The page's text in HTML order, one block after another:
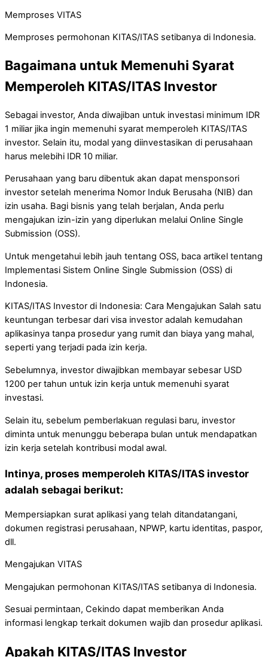
Memproses VITAS
Memproses permohonan KITAS/ITAS setibanya di Indonesia.
Bagaimana untuk Memenuhi Syarat
Memperoleh KITAS/ITAS Investor
Sebagai investor, Anda diwajiban untuk investasi minimum IDR
1 miliar jika ingin memenuhi syarat memperoleh KITAS/ITAS
investor. Selain itu, modal yang diinvestasikan di perusahaan
harus melebihi IDR 10 miliar.
Perusahaan yang baru dibentuk akan dapat mensponsori
investor setelah menerima Nomor Induk Berusaha (NIB) dan
izin usaha. Bagi bisnis yang telah berjalan, Anda perlu
mengajukan izin-izin yang diperlukan melalui Online Single
Submission (OSS).
Untuk mengetahui lebih jauh tentang OSS, baca artikel tentang
Implementasi Sistem Online Single Submission (OSS) di
Indonesia.
KITAS/ITAS Investor di Indonesia: Cara Mengajukan Salah satu
keuntungan terbesar dari visa investor adalah kemudahan
aplikasinya tanpa prosedur yang rumit dan biaya yang mahal,
seperti yang terjadi pada izin kerja.
Sebelumnya, investor diwajibkan membayar sebesar USD
1200 per tahun untuk izin kerja untuk memenuhi syarat
investasi.
Selain itu, sebelum pemberlakuan regulasi baru, investor
diminta untuk menunggu beberapa bulan untuk mendapatkan
izin kerja setelah kontribusi modal awal.
Intinya, proses memperoleh KITAS/ITAS investor
adalah sebagai berikut:
Mempersiapkan surat aplikasi yang telah ditandatangani,
dokumen registrasi perusahaan, NPWP, kartu identitas, paspor,
dll.
Mengajukan VITAS
Mengajukan permohonan KITAS/ITAS setibanya di Indonesia.
Sesuai permintaan, Cekindo dapat memberikan Anda
informasi lengkap terkait dokumen wajib dan prosedur aplikasi.
Apakah KITAS/ITAS Investor